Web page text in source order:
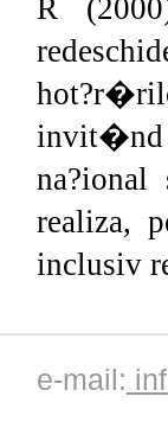
R
invit�nd
na?ional
realiza,
inclusiv
e-mail: